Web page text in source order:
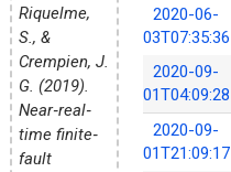
Riquelme,
S., &
Crempien, J.
G. (2019).
Near‐real‐
time finite‐
fault
2020-06-
03T07:35:36
2020-09-
01T04:09:28
2020-09-
01T21:09:17